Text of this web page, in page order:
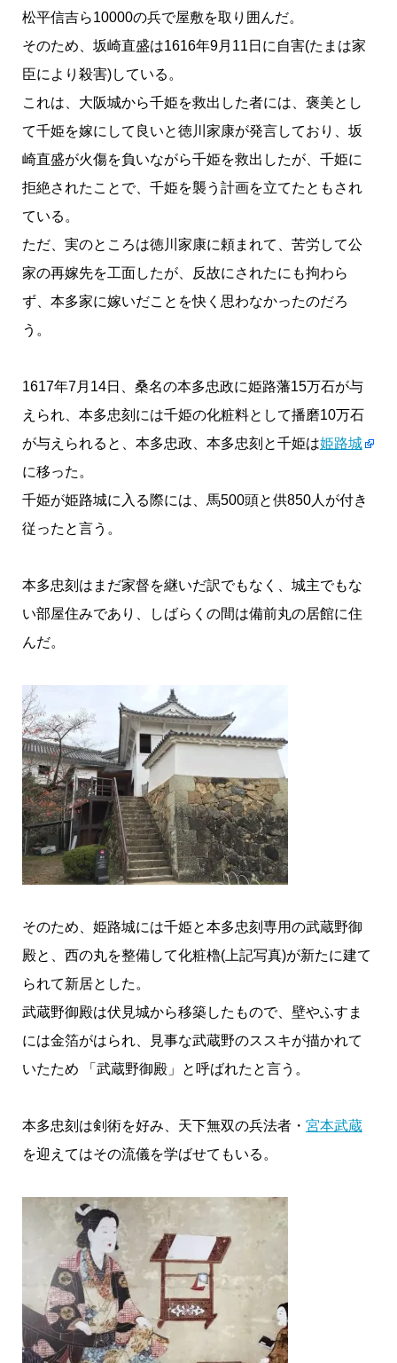
松平信吉ら10000の兵で屋敷を取り囲んだ。
そのため、坂崎直盛は1616年9月11日に自害(たまは家
臣により殺害)している。
これは、大阪城から千姫を救出した者には、褒美とし
て千姫を嫁にして良いと徳川家康が発言しており、坂
崎直盛が火傷を負いながら千姫を救出したが、千姫に
拒絶されたことで、千姫を襲う計画を立てたともされ
ている。
ただ、実のところは徳川家康に頼まれて、苦労して公
家の再嫁先を工面したが、反故にされたにも拘わら
ず、本多家に嫁いだことを快く思わなかったのだろ
う。
1617年7月14日、桑名の本多忠政に姫路藩15万石が与
えられ、本多忠刻には千姫の化粧料として播磨10万石
が与えられると、本多忠政、本多忠刻と千姫は姫路城
に移った。
千姫が姫路城に入る際には、馬500頭と供850人が付き
従ったと言う。
本多忠刻はまだ家督を継いだ訳でもなく、城主でもな
い部屋住みであり、しばらくの間は備前丸の居館に住
んだ。
そのため、姫路城には千姫と本多忠刻専用の武蔵野御
殿と、西の丸を整備して化粧櫓(上記写真)が新たに建て
られて新居とした。
武蔵野御殿は伏見城から移築したもので、壁やふすま
には金箔がはられ、見事な武蔵野のススキが描かれて
いたため 「武蔵野御殿」と呼ばれたと言う。
本多忠刻は剣術を好み、天下無双の兵法者・ 宮本武蔵
を迎えてはその流儀を学ばせてもいる。